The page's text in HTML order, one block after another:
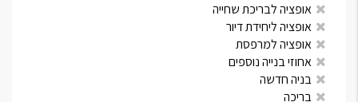
אופציה לבריכת שחייה
אופציה ליחידת דיור
אופציה למרפסת
אחוזי בנייה נוספים
בניה חדשה
בריכה